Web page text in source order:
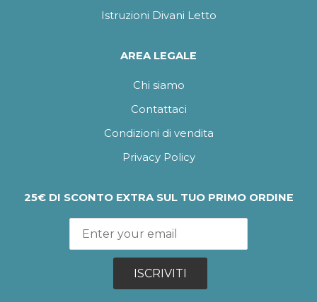
Istruzioni Divani Letto
AREA LEGALE
Chi siamo
Contattaci
Condizioni di vendita
Privacy Policy
25€ DI SCONTO EXTRA SUL TUO PRIMO ORDINE
ISCRIVITI